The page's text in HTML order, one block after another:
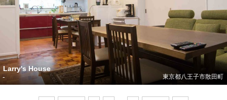
Larry's House
東京都八王子市散田町
-